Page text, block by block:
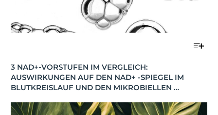
3 NAD+-VORSTUFEN IM VERGLEICH:
AUSWIRKUNGEN AUF DEN NAD+ -SPIEGEL IM
BLUTKREISLAUF UND DEN MIKROBIELLEN